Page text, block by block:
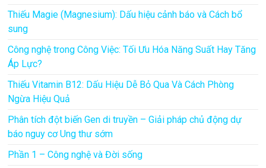
Thiếu Magie (Magnesium): Dấu hiệu cảnh báo và Cách bổ
sung
Công nghệ trong Công Việc: Tối Ưu Hóa Năng Suất Hay Tăng
Áp Lực?
Thiếu Vitamin B12: Dấu Hiệu Dễ Bỏ Qua Và Cách Phòng
Ngừa Hiệu Quả
Phân tích đột biến Gen di truyền – Giải pháp chủ động dự
báo nguy cơ Ung thư sớm
Phần 1 – Công nghệ và Đời sống